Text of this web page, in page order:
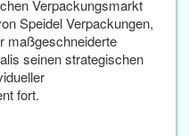
Verpackungsmarkt
Speidel Verpackungen,
maßgeschneiderte
seinen strategischen
fort.